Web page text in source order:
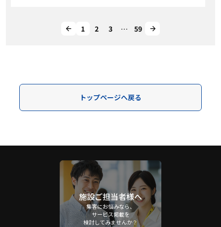
1 2 3 … 59
トップページへ戻る
施設ご担当者様へ
集客にお悩みなら、
サービス掲載を
検討してみませんか？